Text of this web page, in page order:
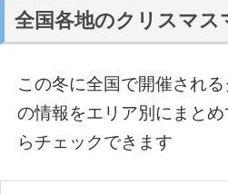
全国各地のクリスマス
この冬に全国で開催され
の情報をエリア別にまと
らチェックできます